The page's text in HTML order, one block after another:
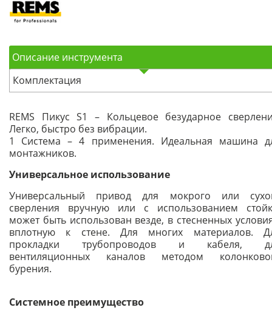
Описание инструмента
Комплектация
REMS Пикус S1 – Кольцевое безударное
Легко, быстро без вибрации.
1 Система – 4 применения. Идеальная машина
монтажников.
Универсальное использование
Универсальный привод для мокрого или
сверления вручную или с использованием
может быть использован везде, в стесненных
вплотную к стене. Для многих материалов.
прокладки трубопроводов и кабеля,
вентиляционных каналов методом
бурения.
Системное преимущество